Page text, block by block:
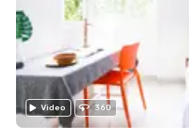
Video 360